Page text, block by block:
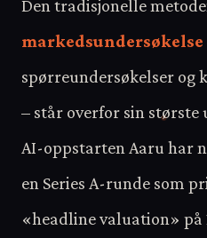
Den tradisjonelle
markedsundersøkelse
spørreundersøkelser og
– står overfor sin
AI-oppstarten Aaru har
en Series A-runde som
«headline valuation» på